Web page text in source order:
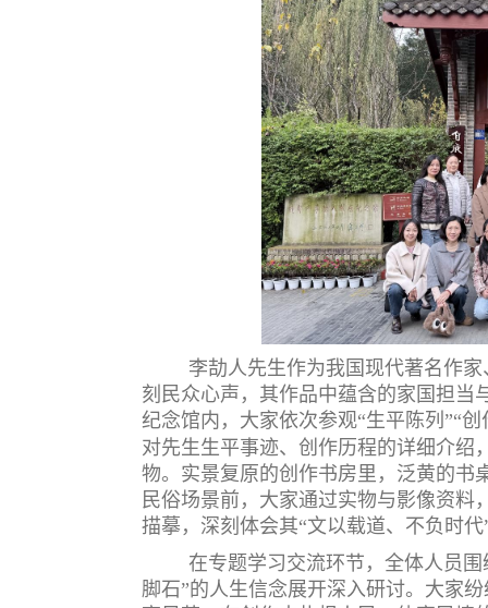
李劼人先生作为我国现代著名作
刻民众心声，其作品中蕴含的家国担当
纪念馆内，大家依次参观“生平陈列”“
对先生生平事迹、创作历程的详细介绍
物。实景复原的创作书房里，泛黄的书
民俗场景前，大家通过实物与影像资
描摹，深刻体会其“文以载道、不负时
在专题学习交流环节，全体人员
脚石”的人生信念展开深入研讨。大家